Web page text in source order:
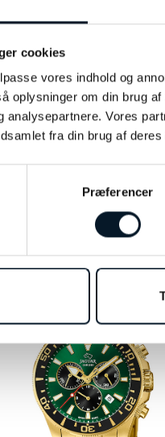
cookies
vores indhold og
oplysninger om din brug
analysepartnere. Vores
fra din brug af deres
Præferencer